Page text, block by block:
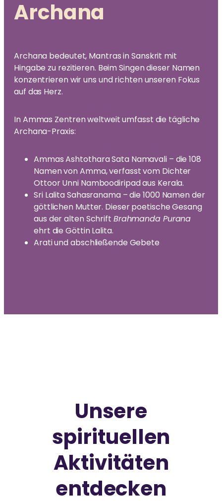
an
ze
ig
en
u
n
z
e
g
e
Archana
Archana bedeutet, Mantras in Sanskrit mit
Hingabe zu rezitieren. Beim Singen dieser Namen
konzentrieren wir uns und richten unseren Fokus
auf das Herz.
In Ammas Zentren weltweit umfasst die tägliche
Archana-Praxis:
Ammas Ashtothara Sata Namavali – die 108
Namen von Amma, verfasst vom Dichter
Ottoor Unni Namboodiripad aus Kerala.
Sri Lalita Sahasranama – die 1000 Namen der
göttlichen Mutter. Dieser poetische Gesang
aus der alten Schrift Brahmanda Purana
ehrt die Göttin Lalita.
Arati und abschließende Gebete
Unsere
spirituellen
Aktivitäten
entdecken